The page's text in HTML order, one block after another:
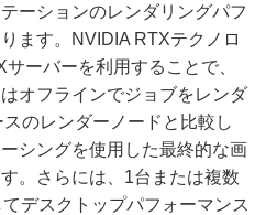
ーションのレンダリングパフ
ます。NVIDIA RTXテクノロ
ーバーを利用することで、
オフラインでジョブをレンダ
のレンダーノードと比較し
シングを使用した最終的な画
。さらには、1台または複数
デスクトップパフォーマンス